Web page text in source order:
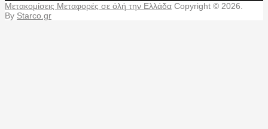
Μετακομίσεις Μεταφορές σε όλή την Ελλάδα Copyright © 2026.
By Starco.gr